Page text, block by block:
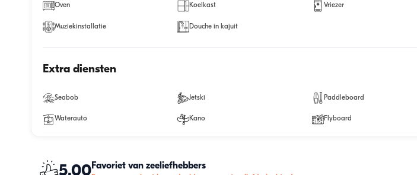
Oven Koelkast Vriezer
Muziekinstallatie Douche in kajuit
Extra diensten
Seabob Jetski Paddleboard
Waterauto Kano Flyboard
5.00Favoriet van zeeliefhebbers